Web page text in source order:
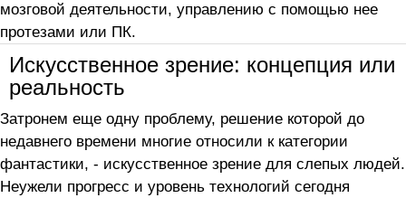
мозговой деятельности, управлению с помощью нее
протезами или ПК.
Искусственное зрение: концепция или
реальность
Затронем еще одну проблему, решение которой до
недавнего времени многие относили к категории
фантастики, - искусственное зрение для слепых людей.
Неужели прогресс и уровень технологий сегодня